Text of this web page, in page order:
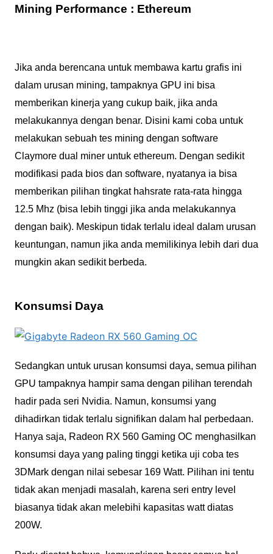
Mining Performance : Ethereum
Jika anda berencana untuk membawa kartu grafis ini
dalam urusan mining, tampaknya GPU ini bisa
memberikan kinerja yang cukup baik, jika anda
melakukannya dengan benar. Disini kami coba untuk
melakukan sebuah tes mining dengan software
Claymore dual miner untuk ethereum. Dengan sedikit
modifikasi pada bios dan software, nyatanya ia bisa
memberikan pilihan tingkat hahsrate rata-rata hingga
12.5 Mhz (bisa lebih tinggi jika anda melakukannya
dengan baik). Meskipun tidak terlalu ideal dalam urusan
keuntungan, namun jika anda memilikinya lebih dari dua
mungkin akan sedikit berbeda.
Konsumsi Daya
Sedangkan untuk urusan konsumsi daya, semua pilihan
GPU tampaknya hampir sama dengan pilihan terendah
hadir pada seri Nvidia. Namun, konsumsi yang
dihadirkan tidak terlalu signifikan dalam hal perbedaan.
Hanya saja, Radeon RX 560 Gaming OC menghasilkan
konsumsi daya yang paling tinggi ketika uji coba tes
3DMark dengan nilai sebesar 169 Watt. Pilihan ini tentu
tidak akan menjadi masalah, karena seri entry level
biasanya tidak akan melebihi kapasitas watt diatas
200W.